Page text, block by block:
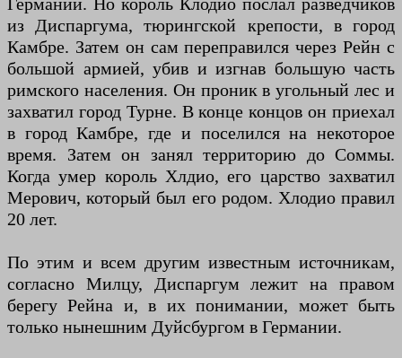
из Диспаргума, тюрингской крепости, в город
Камбре. Затем он сам переправился через Рейн с
большой армией, убив и изгнав большую часть
римского населения. Он проник в угольный лес и
захватил город Турне. В конце концов он приехал
в город Камбре, где и поселился на некоторое
время. Затем он занял территорию до Соммы.
Когда умер король Хлдио, его царство захватил
Мерович, который был его родом. Хлодио правил
20 лет.
По этим и всем другим известным источникам,
согласно Милцу, Диспаргум лежит на правом
берегу Рейна и, в их понимании, может быть
только нынешним Дуйсбургом в Германии.